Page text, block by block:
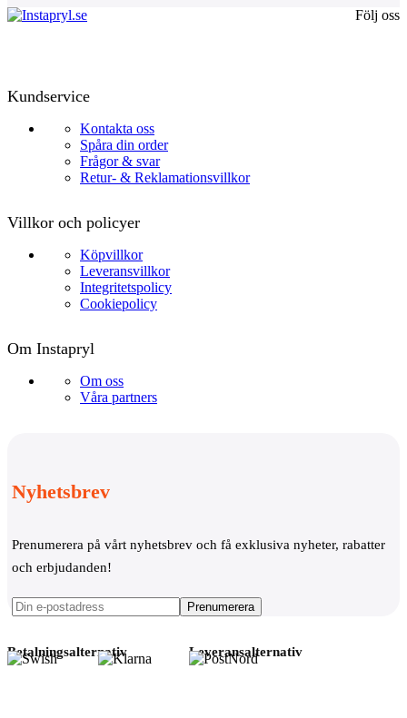
Följ oss
Kundservice
Kontakta oss
Spåra din order
Frågor & svar
Retur- & Reklamationsvillkor
Villkor och policyer
Köpvillkor
Leveransvillkor
Integritetspolicy
Cookiepolicy
Om Instapryl
Om oss
Våra partners
Nyhetsbrev
Prenumerera på vårt nyhetsbrev och få exklusiva nyheter, rabatter
och erbjudanden!
Betalningsalternativ Leveransalternativ